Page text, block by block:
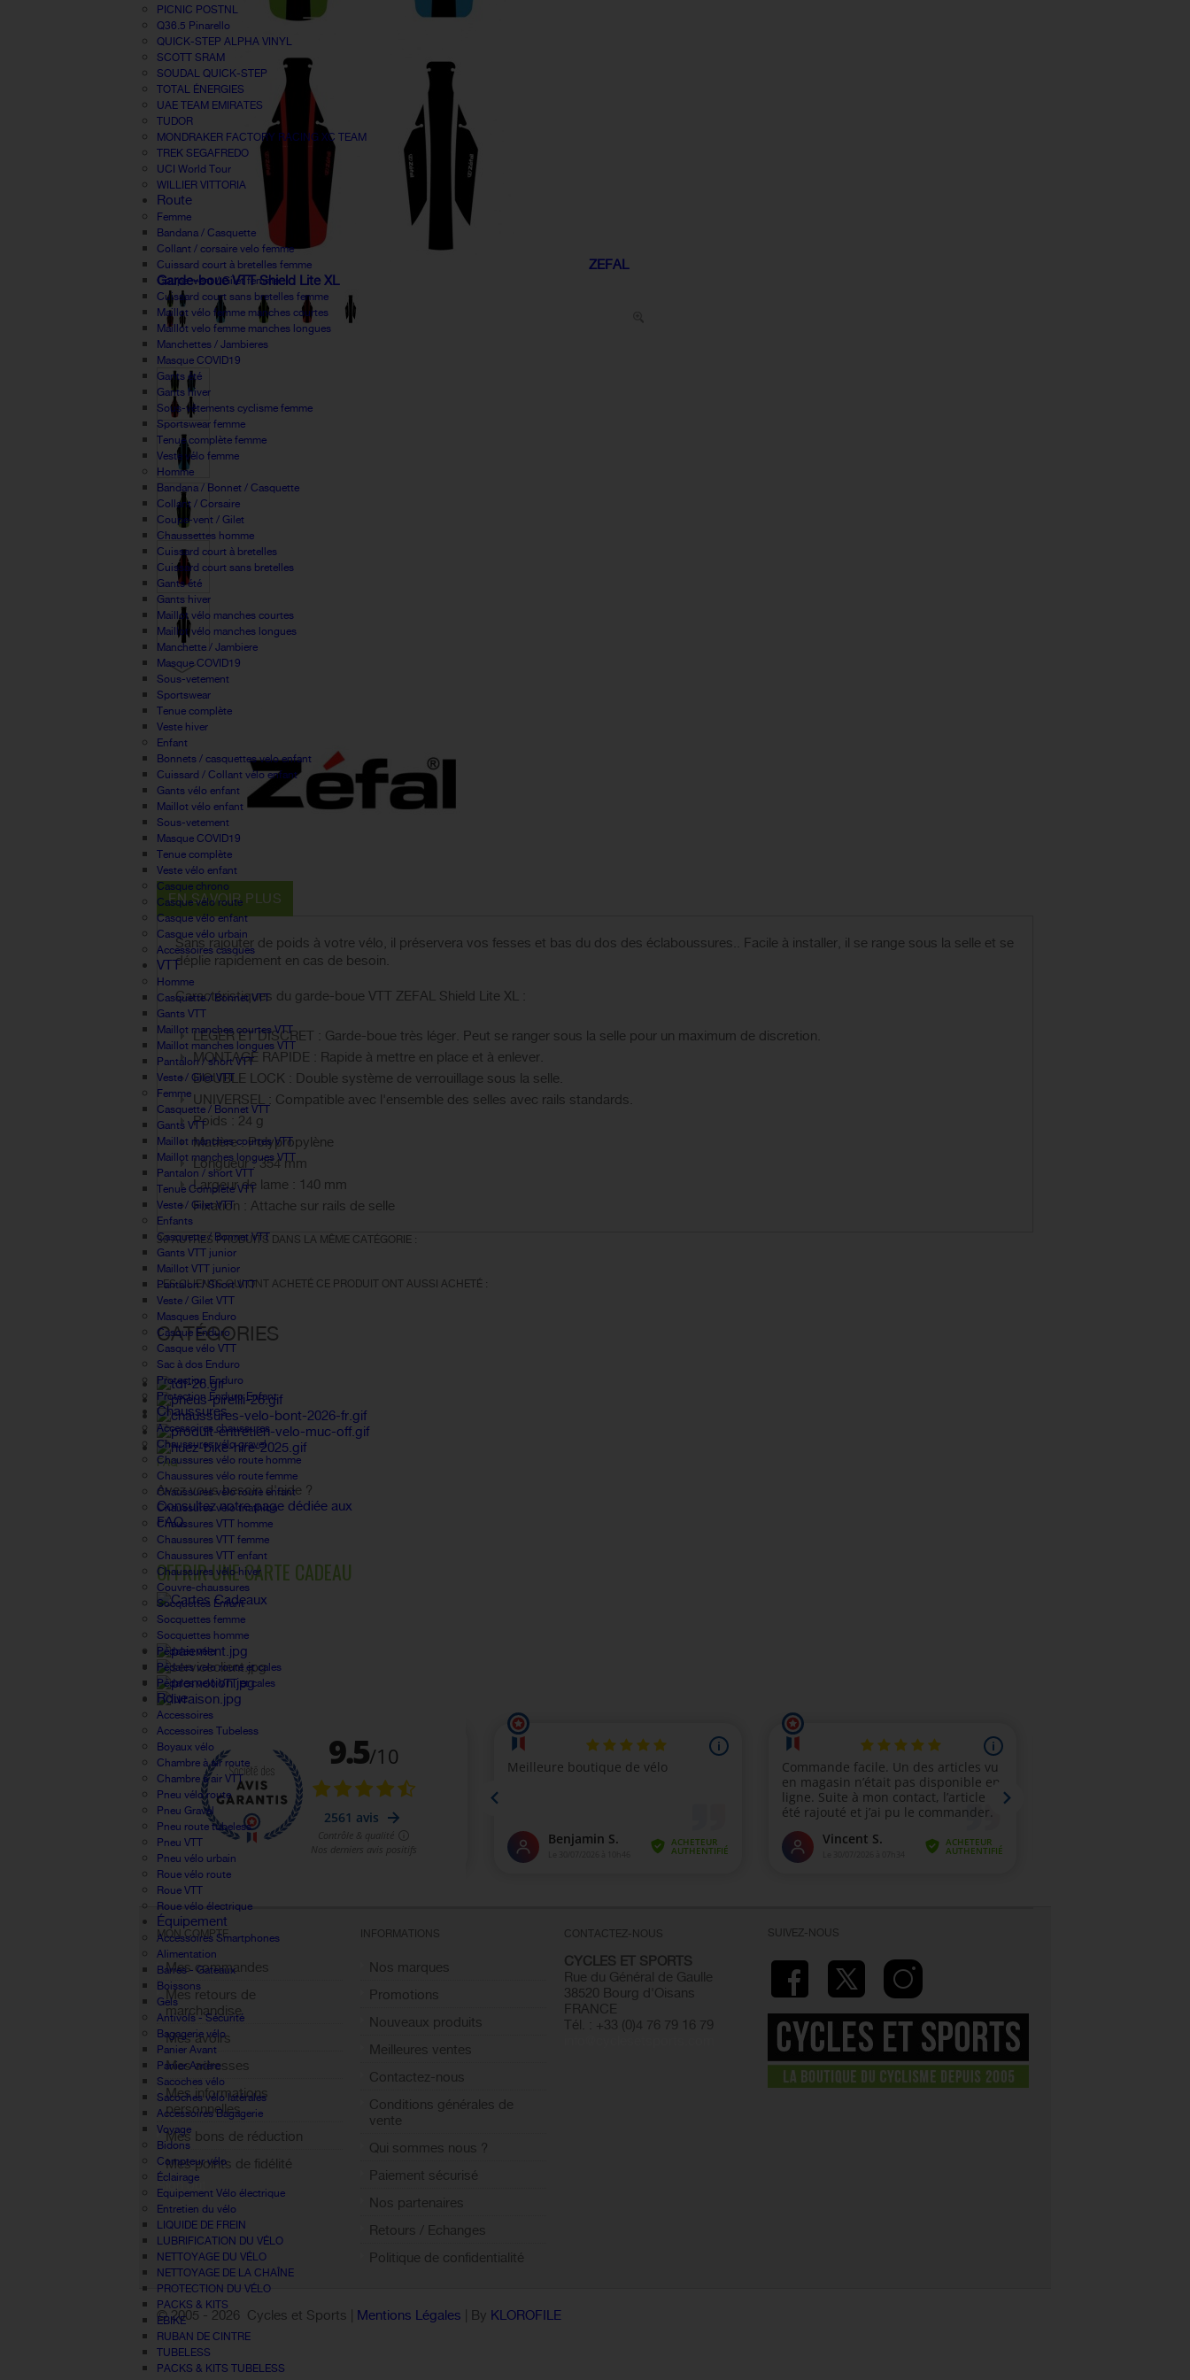
PICNIC POSTNL
Q36.5 Pinarello
QUICK-STEP ALPHA VINYL
SCOTT SRAM
SOUDAL QUICK-STEP
TOTAL ÉNERGIES
UAE TEAM EMIRATES
TUDOR
MONDRAKER FACTORY RACING XC TEAM
TREK SEGAFREDO
UCI World Tour
WILLIER VITTORIA
Route
Femme
Bandana / Casquette
Collant / corsaire velo femme
Cuissard court à bretelles femme
Coupe-vent / Gilet femme
Cuissard court sans bretelles femme
Maillot vélo femme manches courtes
Maillot velo femme manches longues
Manchettes / Jambieres
Masque COVID19
Gants été
Gants hiver
Sous-vêtements cyclisme femme
Sportswear femme
Tenue complète femme
Veste vélo femme
Homme
Bandana / Bonnet / Casquette
Collant / Corsaire
Coupe-vent / Gilet
Chaussettes homme
Cuissard court à bretelles
Cuissard court sans bretelles
Gants été
Gants hiver
Maillot vélo manches courtes
Maillot vélo manches longues
Manchette / Jambiere
Masque COVID19
Sous-vetement
Sportswear
Tenue complète
Veste hiver
Enfant
Bonnets / casquettes velo enfant
Cuissard / Collant vélo enfant
Gants vélo enfant
Maillot vélo enfant
Sous-vetement
Masque COVID19
Tenue complète
Veste vélo enfant
Casque chrono
Casque vélo route
Casque vélo enfant
Casque vélo urbain
Accessoires casques
VTT
Homme
Casquette / Bonnet VTT
Gants VTT
Maillot manches courtes VTT
Maillot manches longues VTT
Pantalon / short VTT
Veste / Gilet VTT
Femme
Casquette / Bonnet VTT
Gants VTT
Maillot manches courtes VTT
Maillot manches longues VTT
Pantalon / short VTT
Tenue Complète VTT
Veste / Gilet VTT
Enfants
Casquette / Bonnet VTT
Gants VTT junior
Maillot VTT junior
Pantalon / Short VTT
Veste / Gilet VTT
Masques Enduro
Casque Enduro
Casque vélo VTT
Sac à dos Enduro
Protection Enduro
Protection Enduro Enfant
Chaussures
Accessoires chaussures
Chaussures vélo gravel
Chaussures vélo route homme
Chaussures vélo route femme
Chaussures vélo route enfant
Chaussures vélo triathlon
Chaussures VTT homme
Chaussures VTT femme
Chaussures VTT enfant
Chaussures vélo hiver
Couvre-chaussures
Socquettes Enfant
Socquettes femme
Socquettes homme
Pédales vélo
Pédales velo route et cales
Pédales velo VTT et cales
Roue
Accessoires
Accessoires Tubeless
Boyaux vélo
Chambre à air route
Chambre à air VTT
Pneu vélo route
Pneu Gravel
Pneu route tubeless
Pneu VTT
Pneu vélo urbain
Roue vélo route
Roue VTT
Roue vélo électrique
Équipement
Accessoires Smartphones
Alimentation
Barres - Gateaux
Boissons
Gels
Antivols - Sécurité
Bagagerie vélo
Panier Avant
Panier Arrière
Sacoches vélo
Sacoches vélo latérales
Accessoires Bagagerie
Voyage
Bidons
Compteur vélo
Éclairage
Equipement Vélo électrique
Entretien du vélo
LIQUIDE DE FREIN
LUBRIFICATION DU VÉLO
NETTOYAGE DU VÉLO
NETTOYAGE DE LA CHAÎNE
PROTECTION DU VÉLO
PACKS & KITS
EBIKE
RUBAN DE CINTRE
TUBELESS
PACKS & KITS TUBELESS
ZEFAL
Garde-boue VTT Shield Lite XL
EN SAVOIR PLUS
Sans rajouter de poids à votre vélo, il préservera vos fesses et bas du dos des éclaboussures.. Facile à installer, il se range sous la selle et se
déplie rapidement en cas de besoin.
Caractéristiques du garde-boue VTT ZEFAL Shield Lite XL :
LEGER ET DISCRET : Garde-boue très léger. Peut se ranger sous la selle pour un maximum de discretion.
MONTAGE RAPIDE : Rapide à mettre en place et à enlever.
DOUBLE LOCK : Double système de verrouillage sous la selle.
UNIVERSEL : Compatible avec l'ensemble des selles avec rails standards.
Poids : 24 g
Matière : Polypropylène
Longueur : 354 mm
Largeur de lame : 140 mm
Fixation : Attache sur rails de selle
30 AUTRES PRODUITS DANS LA MÊME CATÉGORIE :
LES CLIENTS QUI ONT ACHETÉ CE PRODUIT ONT AUSSI ACHETÉ :
CATÉGORIES
FAQ
Avez vous besoin d'aide ?
Consultez notre page dédiée aux
FAQ.
OFFRIR UNE CARTE CADEAU
MON COMPTE
Mes commandes
Mes retours de
marchandise
Mes avoirs
Mes adresses
Mes informations
personnelles
Mes bons de réduction
Mes points de fidélité
Sign out
INFORMATIONS
Nos marques
Promotions
Nouveaux produits
Meilleures ventes
Contactez-nous
Conditions générales de
vente
Qui sommes nous ?
Paiement sécurisé
Nos partenaires
Retours / Echanges
Politique de confidentialité
CONTACTEZ-NOUS
CYCLES ET SPORTS
Rue du Général de Gaulle
38520 Bourg d'Oisans
FRANCE
Tél. : +33 (0)4 76 79 16 79
SUIVEZ-NOUS
© 2005 - 2026 Cycles et Sports | Mentions Légales | By KLOROFILE